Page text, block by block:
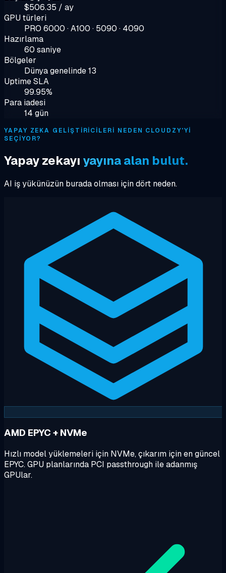
$506.35 / ay
GPU türleri
PRO 6000 · A100 · 5090 · 4090
Hazırlama
60 saniye
Bölgeler
Dünya genelinde 13
Uptime SLA
99.95%
Para iadesi
14 gün
YAPAY ZEKA GELIŞTIRICILERI NEDEN CLOUDZY'YI
SEÇIYOR?
Yapay zekayı yayına alan bulut.
AI iş yükünüzün burada olması için dört neden.
AMD EPYC + NVMe
Hızlı model yüklemeleri için NVMe, çıkarım için en güncel
EPYC. GPU planlarında PCI passthrough ile adanmış
GPUlar.